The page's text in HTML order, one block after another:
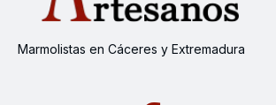
Marmolistas en Cáceres y Extremadura